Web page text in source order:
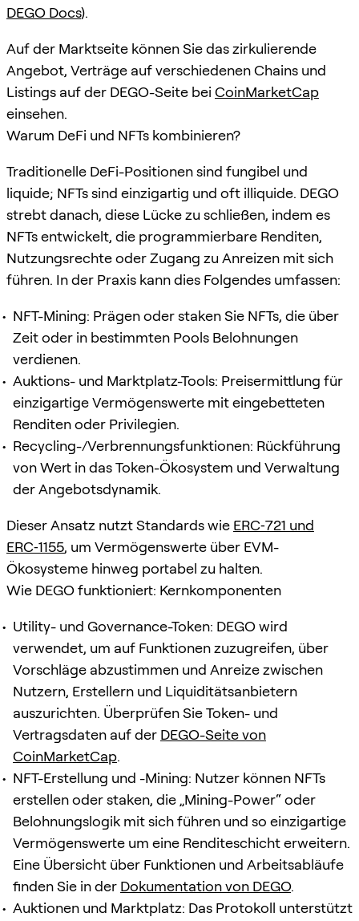
DEGO Docs).
Auf der Marktseite können Sie das zirkulierende
Angebot, Verträge auf verschiedenen Chains und
Listings auf der DEGO-Seite bei CoinMarketCap
einsehen.
Warum DeFi und NFTs kombinieren?
Traditionelle DeFi-Positionen sind fungibel und
liquide; NFTs sind einzigartig und oft illiquide. DEGO
strebt danach, diese Lücke zu schließen, indem es
NFTs entwickelt, die programmierbare Renditen,
Nutzungsrechte oder Zugang zu Anreizen mit sich
führen. In der Praxis kann dies Folgendes umfassen:
NFT-Mining: Prägen oder staken Sie NFTs, die über
Zeit oder in bestimmten Pools Belohnungen
verdienen.
Auktions- und Marktplatz-Tools: Preisermittlung für
einzigartige Vermögenswerte mit eingebetteten
Renditen oder Privilegien.
Recycling-/Verbrennungsfunktionen: Rückführung
von Wert in das Token-Ökosystem und Verwaltung
der Angebotsdynamik.
Dieser Ansatz nutzt Standards wie ERC‑721 und
ERC‑1155, um Vermögenswerte über EVM-
Ökosysteme hinweg portabel zu halten.
Wie DEGO funktioniert: Kernkomponenten
Utility- und Governance-Token: DEGO wird
verwendet, um auf Funktionen zuzugreifen, über
Vorschläge abzustimmen und Anreize zwischen
Nutzern, Erstellern und Liquiditätsanbietern
auszurichten. Überprüfen Sie Token- und
Vertragsdaten auf der DEGO-Seite von
CoinMarketCap.
NFT-Erstellung und -Mining: Nutzer können NFTs
erstellen oder staken, die „Mining-Power“ oder
Belohnungslogik mit sich führen und so einzigartige
Vermögenswerte um eine Renditeschicht erweitern.
Eine Übersicht über Funktionen und Arbeitsabläufe
finden Sie in der Dokumentation von DEGO.
Auktionen und Marktplatz: Das Protokoll unterstützt